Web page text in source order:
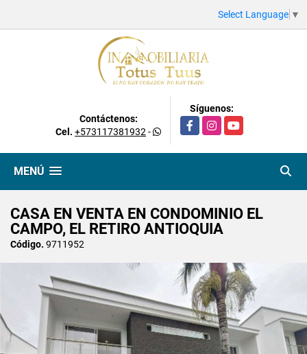
Select Language ▼
Contáctenos:
Cel. +573117381932 -
Síguenos:
FacebookInstagramYouTube
MENÚ
CASA EN VENTA EN CONDOMINIO EL
CAMPO, EL RETIRO ANTIOQUIA
Código. 9711952